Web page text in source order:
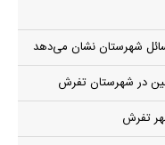
شهرستان نشان می‌دهد
در شهرستان تفرش
تفرش